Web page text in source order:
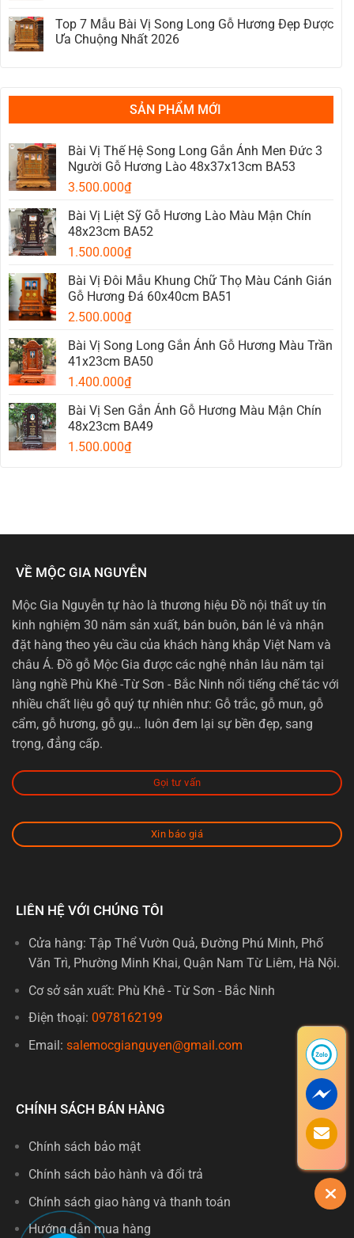
Ngai
Thờ
Không
Gian
Thờ
Gỗ
Bị
Mối
Mới?
Mức
Độ
bình
luận
ở
Thước
Thước
Lỗ
Ban
Top 7 Mẫu Bài Vị Song Long Gỗ Hương Đẹp Được
Ưa Chuộng Nhất 2026
ở
Vị
Song
Long
Gỗ
Hương
Được
Ưa
Chuộng
Nhất
2026
SẢN PHẨM MỚI
Bài Vị Thế Hệ Song Long Gắn Ảnh Men Đức 3
Người Gỗ Hương Lào 48x37x13cm BA53
3.500.000₫
Bài Vị Liệt Sỹ Gỗ Hương Lào Màu Mận Chín
48x23cm BA52
1.500.000₫
Bài Vị Đôi Mẫu Khung Chữ Thọ Màu Cánh Gián
Gỗ Hương Đá 60x40cm BA51
2.500.000₫
Bài Vị Song Long Gắn Ảnh Gỗ Hương Màu Trần
41x23cm BA50
1.400.000₫
Bài Vị Sen Gắn Ảnh Gỗ Hương Màu Mận Chín
48x23cm BA49
1.500.000₫
VỀ MỘC GIA NGUYỄN
Mộc Gia Nguyễn tự hào là thương hiệu Đồ nội thất uy tín
kinh nghiệm 30 năm sản xuất, bán buôn, bán lẻ và nhận
đặt hàng theo yêu cầu của khách hàng khắp Việt Nam và
châu Á. Đồ gỗ Mộc Gia được các nghệ nhân lâu năm tại
làng nghề Phù Khê -Từ Sơn - Bắc Ninh nổi tiếng chế tác với
nhiều chất liệu gỗ quý tự nhiên như: Gỗ trắc, gỗ mun, gỗ
cẩm, gỗ hương, gỗ gụ… luôn đem lại sự bền đẹp, sang
trọng, đẳng cấp.
Gọi tư vấn
Xin báo giá
LIÊN HỆ VỚI CHÚNG TÔI
Cửa hàng: Tập Thể Vườn Quả, Đường Phú Minh, Phố
Văn Trì, Phường Minh Khai, Quận Nam Từ Liêm, Hà Nội.
Cơ sở sản xuất: Phù Khê - Từ Sơn - Bắc Ninh
Điện thoại: 0978162199
Email: salemocgianguyen@gmail.com
CHÍNH SÁCH BÁN HÀNG
Chính sách bảo mật
Chính sách bảo hành và đổi trả
Chính sách giao hàng và thanh toán
Hướng dẫn mua hàng